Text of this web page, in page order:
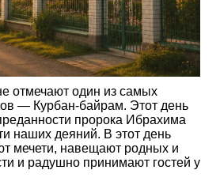
отмечают один из самых
— Курбан-байрам. Этот день
пророка Ибрахима
наших деяний. В этот день
мечети, навещают родных и
и радушно принимают гостей у